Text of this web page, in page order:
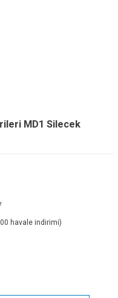
MD1 Silecek
havale indirimi)